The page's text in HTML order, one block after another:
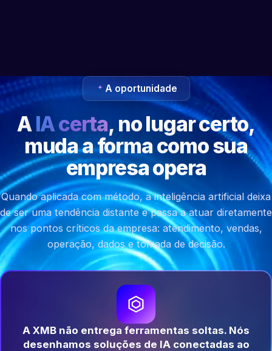
A oportunidade
AIA certa, no lugar certo,
muda a forma como sua
empresa opera
Quando aplicada com método, a inteligência artificial deixa
de ser uma tendência distante e passa a atuar diretamente
nos pontos críticos da empresa: atendimento, vendas,
operação, dados e tomada de decisão.
A XMB não entrega ferramentas soltas. Nós
desenhamos soluções de IA conectadas ao